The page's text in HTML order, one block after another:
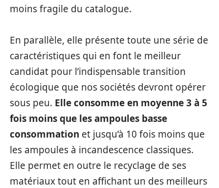
moins fragile du catalogue.
En parallèle, elle présente toute une série de
caractéristiques qui en font le meilleur
candidat pour l’indispensable transition
écologique que nos sociétés devront opérer
sous peu. Elle consomme en moyenne 3 à 5
fois moins que les ampoules basse
consommation et jusqu’à 10 fois moins que
les ampoules à incandescence classiques.
Elle permet en outre le recyclage de ses
matériaux tout en affichant un des meilleurs